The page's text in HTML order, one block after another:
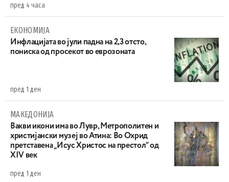
пред 4 часа
ЕКОНОМИЈА
Инфлацијата во јули падна на 2,3 отсто,
пониска од просекот во еврозоната
пред 1 ден
МАКЕДОНИЈА
Вакви икони има во Лувр, Метрополитен и
христијански музеј во Атина: Во Охрид
претставена „Исус Христос на престол“ од
XIV век
пред 1 ден